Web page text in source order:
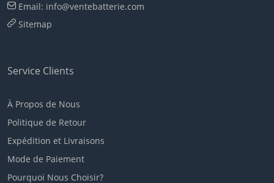
Email: info@ventebatterie.com
Sitemap
Service Clients
À Propos de Nous
Politique de Retour
Expédition et Livraisons
Mode de Paiement
Pourquoi Nous Choisir?